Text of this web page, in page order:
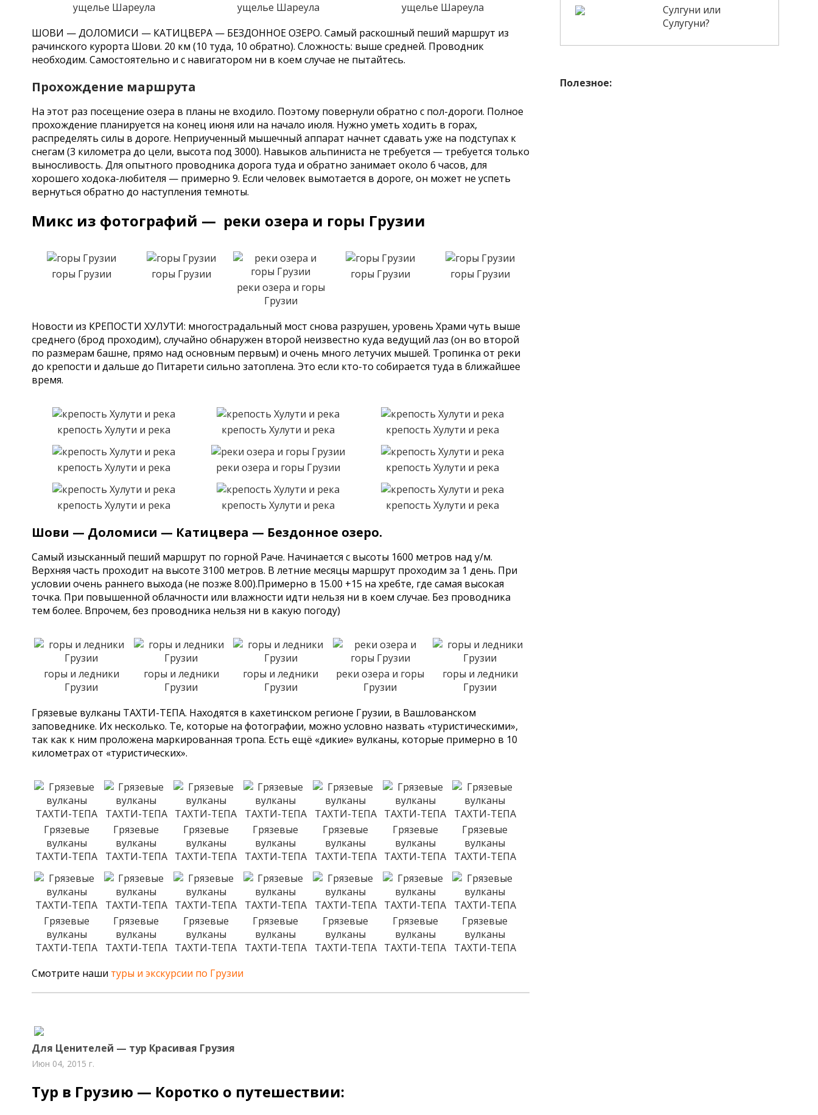
ущелье Шареула ущелье Шареула
ущелье Шареула
ШОВИ — ДОЛОМИСИ — КАТИЦВЕРА — БЕЗДОННОЕ ОЗЕРО. Самый раскошный пеший маршрут из
рачинского курорта Шови. 20 км (10 туда, 10 обратно). Сложность: выше средней. Проводник
необходим. Самостоятельно и с навигатором ни в коем случае не пытайтесь.
Прохождение маршрута
На этот раз посещение озера в планы не входило. Поэтому повернули обратно с пол-дороги. Полное
прохождение планируется на конец июня или на начало июля. Нужно уметь ходить в горах,
распределять силы в дороге. Неприученный мышечный аппарат начнет сдавать уже на подступах к
снегам (3 километра до цели, высота под 3000). Навыков альпиниста не требуется — требуется только
выносливость. Для опытного проводника дорога туда и обратно занимает около 6 часов, для
хорошего ходока-любителя — примерно 9. Если человек вымотается в дороге, он может не успеть
вернуться обратно до наступления темноты.
Микс из фотографий — реки озера и горы Грузии
горы Грузии
горы Грузии
реки озера и горы
Грузии
горы Грузии горы Грузии
Новости из КРЕПОСТИ ХУЛУТИ: многострадальный мост снова разрушен, уровень Храми чуть выше
среднего (брод проходим), случайно обнаружен второй неизвестно куда ведущий лаз (он во второй
по размерам башне, прямо над основным первым) и очень много летучих мышей. Тропинка от реки
до крепости и дальше до Питарети сильно затоплена. Это если кто-то собирается туда в ближайшее
время.
крепость Хулути и река крепость Хулути и река крепость Хулути и река
крепость Хулути и река реки озера и горы Грузии крепость Хулути и река
крепость Хулути и река крепость Хулути и река крепость Хулути и река
Шови — Доломиси — Катицвера — Бездонное озеро.
Самый изысканный пеший маршрут по горной Раче. Начинается с высоты 1600 метров над у/м.
Верхняя часть проходит на высоте 3100 метров. В летние месяцы маршрут проходим за 1 день. При
условии очень раннего выхода (не позже 8.00).Примерно в 15.00 +15 на хребте, где самая высокая
точка. При повышенной облачности или влажности идти нельзя ни в коем случае. Без проводника
тем более. Впрочем, без проводника нельзя ни в какую погоду)
горы и ледники
Грузии
горы и ледники
Грузии
горы и ледники
Грузии
реки озера и горы
Грузии
горы и ледники
Грузии
Грязевые вулканы ТАХТИ-ТЕПА. Находятся в кахетинском регионе Грузии, в Вашлованском
заповеднике. Их несколько. Те, которые на фотографии, можно условно назвать «туристическими»,
так как к ним проложена маркированная тропа. Есть ещё «дикие» вулканы, которые примерно в 10
километрах от «туристических».
Грязевые
вулканы
ТАХТИ-ТЕПА
Грязевые
вулканы
ТАХТИ-ТЕПА
Грязевые
вулканы
ТАХТИ-ТЕПА
Грязевые
вулканы
ТАХТИ-ТЕПА
Грязевые
вулканы
ТАХТИ-ТЕПА
Грязевые
вулканы
ТАХТИ-ТЕПА
Грязевые
вулканы
ТАХТИ-ТЕПА
Грязевые
вулканы
ТАХТИ-ТЕПА
Грязевые
вулканы
ТАХТИ-ТЕПА
Грязевые
вулканы
ТАХТИ-ТЕПА
Грязевые
вулканы
ТАХТИ-ТЕПА
Грязевые
вулканы
ТАХТИ-ТЕПА
Грязевые
вулканы
ТАХТИ-ТЕПА
Грязевые
вулканы
ТАХТИ-ТЕПА
Смотрите наши туры и экскурсии по Грузии
Для Ценителей — тур Красивая Грузия
Июн 04, 2015 г.
Тур в Грузию — Коротко о путешествии:
Сулгуни или
Сулугуни?
Полезное: